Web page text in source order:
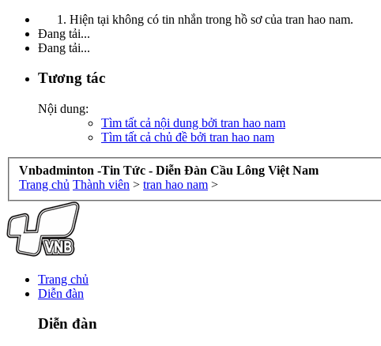
Hiện tại không có tin nhắn trong hồ sơ của tran hao nam.
Đang tải...
Đang tải...
Tương tác
Nội dung:
Tìm tất cả nội dung bởi tran hao nam
Tìm tất cả chủ đề bởi tran hao nam
Vnbadminton -Tin Tức - Diễn Đàn Cầu Lông Việt Nam
Trang chủ Thành viên > tran hao nam >
Trang chủ
Diễn đàn
Diễn đàn